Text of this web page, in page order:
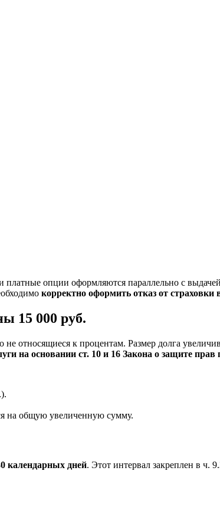
опции оформляются параллельно с выдачей
корректно оформить отказ от
15 000 руб.
относящиеся к процентам. Размер долга
на основании ст. 10 и 16 Закона о защите прав
на общую увеличенную сумму.
календарных дней. Этот интервал закреплен в ч.